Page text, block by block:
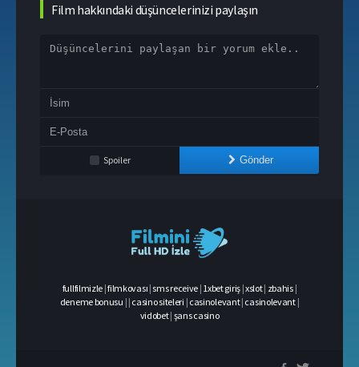
Film hakkındaki düşüncelerinizi paylaşın
Spoiler Gönder
fullfilmizle |filmkovası | sms receive | 1xbet giriş|xslot| zbahis|
deneme bonusu | | casino siteleri | casinolevant| casinolevant|
vidobet| şans casino